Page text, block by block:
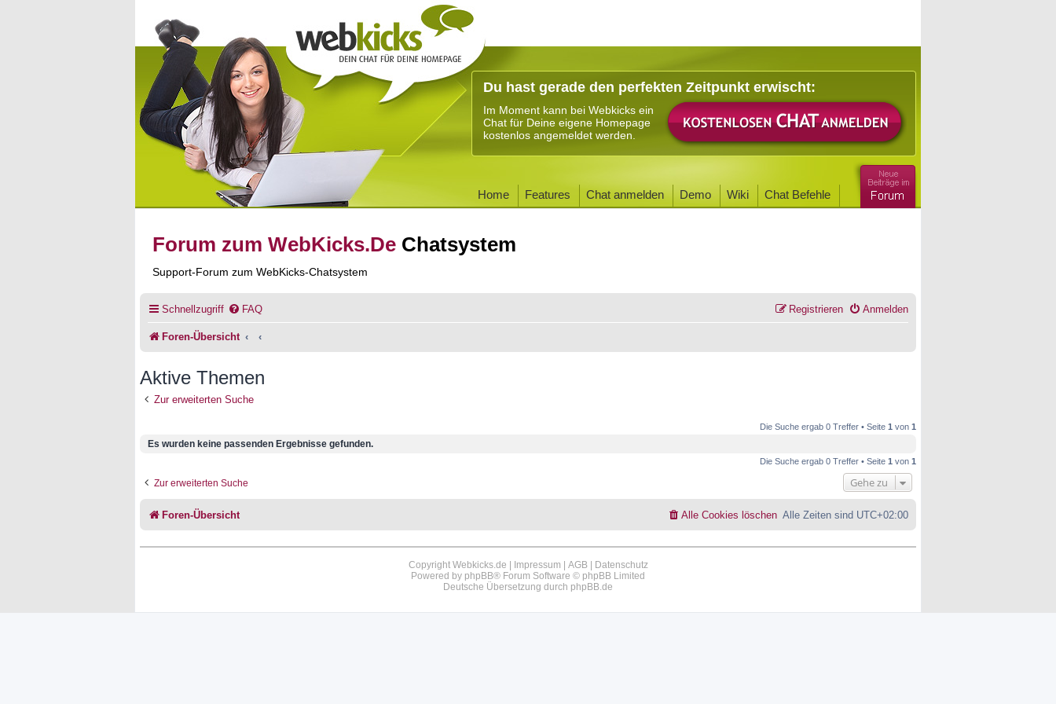
Du hast gerade den perfekten Zeitpunkt erwischt:
Im Moment kann bei Webkicks ein
Chat für Deine eigene Homepage
kostenlos angemeldet werden.
Home Features Chat anmelden Demo Wiki Chat Befehle
Forum zum WebKicks.De Chatsystem
Support-Forum zum WebKicks-Chatsystem
Schnellzugriff FAQ Anmelden
Registrieren
Foren-Übersicht
Aktive Themen
Zur erweiterten Suche
Die Suche ergab 0 Treffer • Seite 1 von 1
Es wurden keine passenden Ergebnisse gefunden.
Die Suche ergab 0 Treffer • Seite 1 von 1
Zur erweiterten Suche Gehe zu
Foren-Übersicht Alle Zeiten sind UTC+02:00
Alle Cookies löschen
Copyright Webkicks.de | Impressum | AGB| Datenschutz
Powered by phpBB® Forum Software © phpBB Limited
Deutsche Übersetzung durch phpBB.de